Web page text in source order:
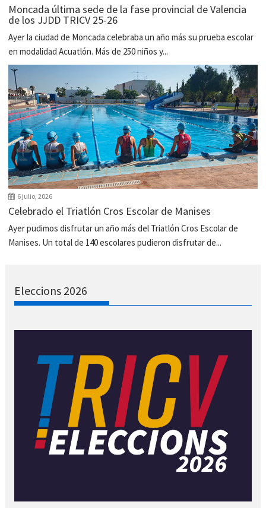
Moncada última sede de la fase provincial de Valencia
de los JJDD TRICV 25-26
Ayer la ciudad de Moncada celebraba un año más su prueba escolar
en modalidad Acuatlón. Más de 250 niños y...
6 julio, 2026
Celebrado el Triatlón Cros Escolar de Manises
Ayer pudimos disfrutar un año más del Triatlón Cros Escolar de
Manises. Un total de 140 escolares pudieron disfrutar de...
Eleccions 2026